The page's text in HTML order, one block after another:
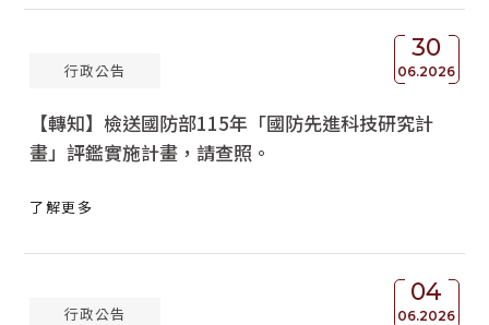
30
06.2026
行政公告
【轉知】檢送國防部115年「國防先進科技研究計
畫」評鑑實施計畫，請查照。
了解更多
04
06.2026
行政公告